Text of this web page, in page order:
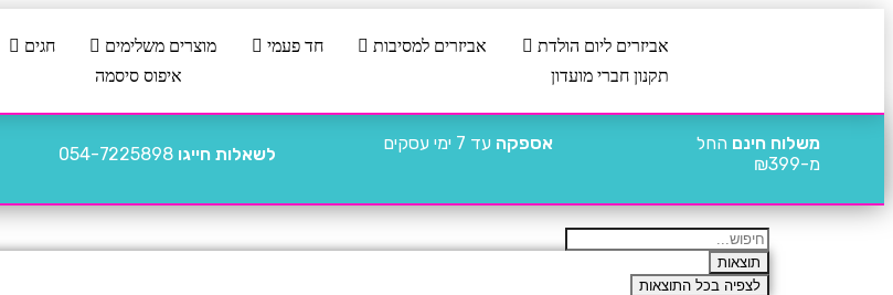
אביזרים ליום הולדת אביזרים למסיבות חד פעמי מוצרים משלימים חגים
תקנון חברי מועדון
איפוס סיסמה
משלוח חינם החל
מ-₪399
אספקה עד 7 ימי עסקים
לשאלות חייגו 054-7225898
תוצאות
לצפיה בכל התוצאות